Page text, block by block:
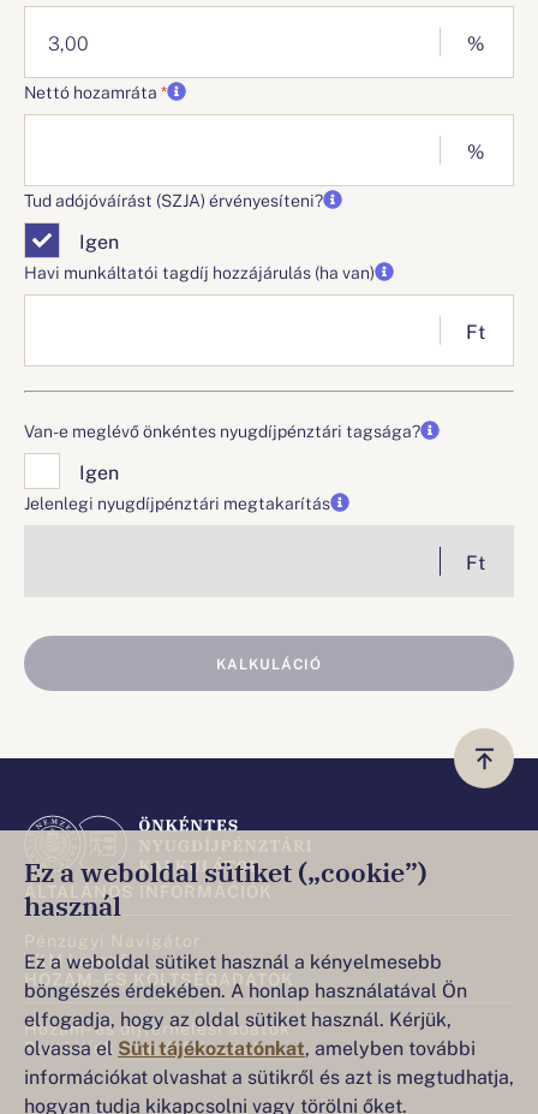
Ez a weboldal sütiket („cookie”)
használ
Ez a weboldal sütiket használ a kényelmesebb
böngészés érdekében. A honlap használatával Ön
elfogadja, hogy az oldal sütiket használ. Kérjük,
olvassa el Süti tájékoztatónkat, amelyben további
információkat olvashat a sütikről és azt is megtudhatja,
hogyan tudja kikapcsolni vagy törölni őket.
%
Nettó hozamráta
%
Tud adójóváírást (SZJA) érvényesíteni?
Igen
Havi munkáltatói tagdíj hozzájárulás (ha van)
Ft
Van-e meglévő önkéntes nyugdíjpénztári tagsága?
Igen
Jelenlegi nyugdíjpénztári megtakarítás
Ft
KALKULÁCIÓ
ÁLTALÁNOS INFORMÁCIÓK
TKM kereső
HOZAM- ÉS KÖLTSÉGADATOK
Hozam- és díjterhelési adatok
Portfóliók napi árfolyamai